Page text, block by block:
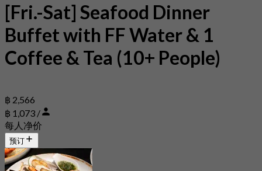
[Fri.-Sat] Seafood Dinner
Buffet with FF Water & 1
Coffee & Tea (10+ People)
฿ 2,566
฿ 1,073 /
每人净价
预订